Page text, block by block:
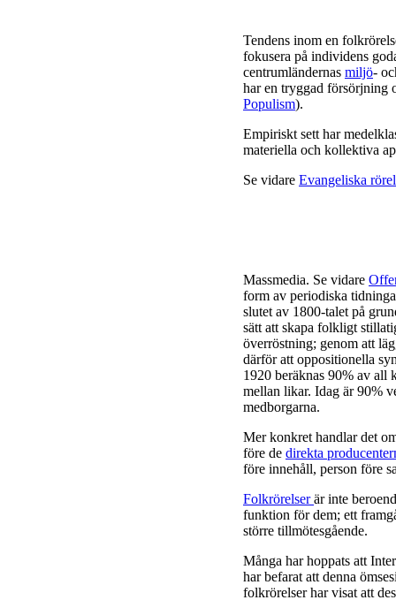
Tendens inom en
fokusera på individens
centrumländernas miljö-
har en tryggad försörjning
Populism).
Empiriskt sett har
materiella och kollektiva
Se vidare Evangeliska
Massmedia. Se vidare
form av periodiska
slutet av 1800-talet på
sätt att skapa folkligt
överröstning; genom att
därför att oppositionella
1920 beräknas 90% av all
mellan likar. Idag är 90%
medborgarna.
Mer konkret handlar det
före de direkta
före innehåll, person före
Folkrörelserär inte
funktion för dem; ett
större tillmötesgående.
Många har hoppats att
har befarat att denna
folkrörelser har visat att